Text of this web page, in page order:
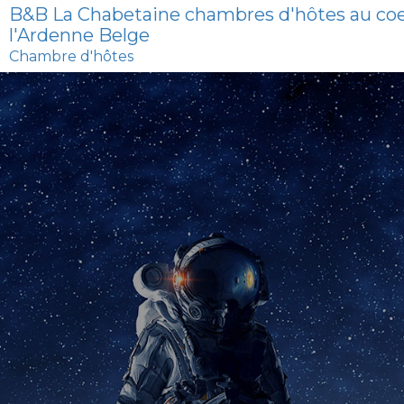
B&B La Chabetaine chambres d'hôtes au
l'Ardenne Belge
Chambre d'hôtes